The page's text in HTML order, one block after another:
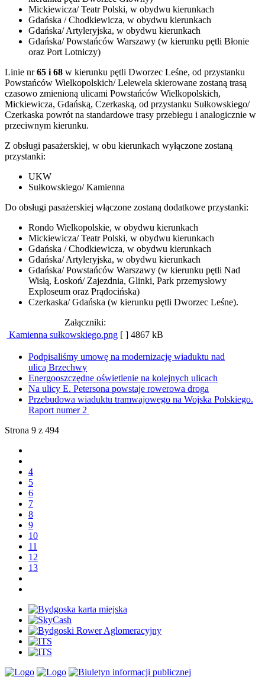
Mickiewicza/ Teatr Polski, w obydwu kierunkach
Gdańska / Chodkiewicza, w obydwu kierunkach
Gdańska/ Artyleryjska, w obydwu kierunkach
Gdańska/ Powstańców Warszawy (w kierunku pętli Błonie
oraz Port Lotniczy)
Linie nr65 i 68 w kierunku pętli Dworzec Leśne, od przystanku
Powstańców Wielkopolskich/ Lelewela skierowane zostaną trasą
czasowo zmienioną ulicami Powstańców Wielkopolskich,
Mickiewicza, Gdańską, Czerkaską, od przystanku Sułkowskiego/
Czerkaska powrót na standardowe trasy przebiegu i analogicznie w
przeciwnym kierunku.
Z obsługi pasażerskiej, w obu kierunkach wyłączone zostaną
przystanki:
UKW
Sułkowskiego/ Kamienna
Do obsługi pasażerskiej włączone zostaną dodatkowe przystanki:
Rondo Wielkopolskie, w obydwu kierunkach
Mickiewicza/ Teatr Polski, w obydwu kierunkach
Gdańska / Chodkiewicza, w obydwu kierunkach
Gdańska/ Artyleryjska, w obydwu kierunkach
Gdańska/ Powstańców Warszawy (w kierunku pętli Nad
Wisłą, Łoskoń/ Zajezdnia, Glinki, Park przemysłowy
Exploseum oraz Prądocińska)
Czerkaska/ Gdańska (w kierunku pętli Dworzec Leśne).
Załączniki:
Kamienna sułkowskiego.png [ ] 4867 kB
Podpisaliśmy umowę na modernizację wiaduktu nad
ulicą Brzechwy
Energooszczędne oświetlenie na kolejnych ulicach
Na ulicy E. Petersona powstaje rowerowa droga
Przebudowa wiaduktu tramwajowego na Wojska Polskiego.
Raport numer 2
Strona 9 z 494
4
5
6
7
8
9
10
11
12
13